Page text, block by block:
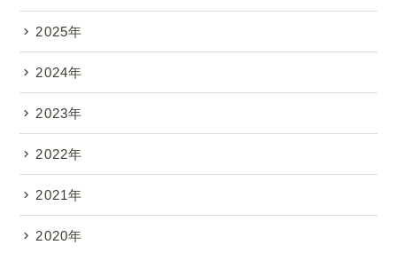
2025年
2024年
2023年
2022年
2021年
2020年